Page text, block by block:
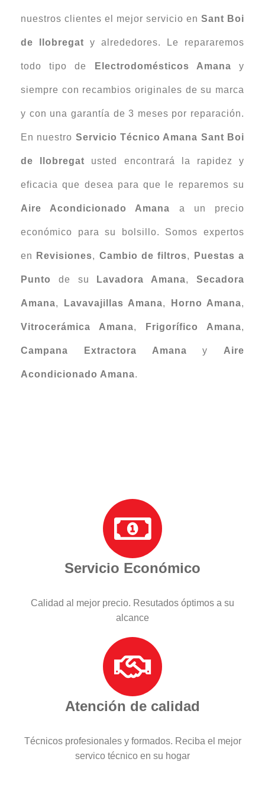
nuestros clientes el mejor servicio en Sant Boi
de llobregat y alrededores. Le repararemos
todo tipo de Electrodomésticos Amana y
siempre con recambios originales de su marca
y con una garantía de 3 meses por reparación.
En nuestro Servicio Técnico Amana Sant Boi
de llobregat usted encontrará la rapidez y
eficacia que desea para que le reparemos su
Aire Acondicionado Amana a un precio
económico para su bolsillo. Somos expertos
en Revisiones, Cambio de filtros, Puestas a
Punto de su Lavadora Amana,Secadora
Amana, Lavavajillas Amana, Horno Amana,
Vitrocerámica Amana, Frigorífico Amana,
Campana Extractora Amana y Aire
Acondicionado Amana.
Servicio Económico
Calidad al mejor precio. Resutados óptimos a su
alcance
Atención de calidad
Técnicos profesionales y formados. Reciba el mejor
servico técnico en su hogar